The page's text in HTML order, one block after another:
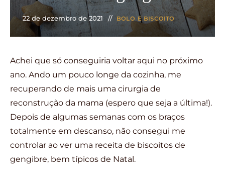
22 de dezembro de 2021 BOLO E BISCOITO
Achei que só conseguiria voltar aqui no próximo
ano. Ando um pouco longe da cozinha, me
recuperando de mais uma cirurgia de
reconstrução da mama (espero que seja a última!).
Depois de algumas semanas com os braços
totalmente em descanso, não consegui me
controlar ao ver uma receita de biscoitos de
gengibre, bem típicos de Natal.